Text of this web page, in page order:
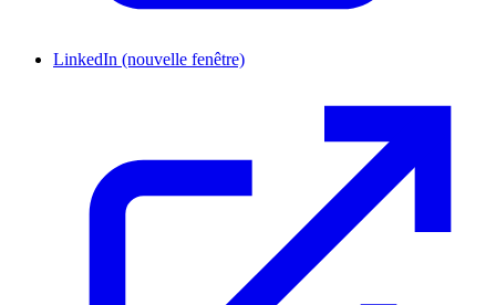
LinkedIn (nouvelle fenêtre)